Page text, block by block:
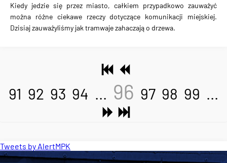
Kiedy jedzie się przez miasto, całkiem przypadkowo zauważyć
można różne ciekawe rzeczy dotyczące komunikacji miejskiej.
Dzisiaj zauważyliśmy jak tramwaje zahaczają o drzewa.
91 92 93 94 ... 96 97 98 99 ...
Tweets by AlertMPK